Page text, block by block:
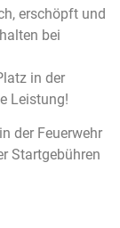
erschöpft und
bei
in der
Leistung!
der Feuerwehr
Startgebühren